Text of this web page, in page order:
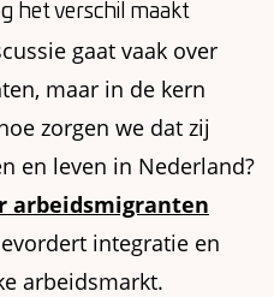
het verschil maakt
gaat vaak over
maar in de kern
zorgen we dat zij
en leven in Nederland?
arbeidsmigranten
integratie en
arbeidsmarkt.